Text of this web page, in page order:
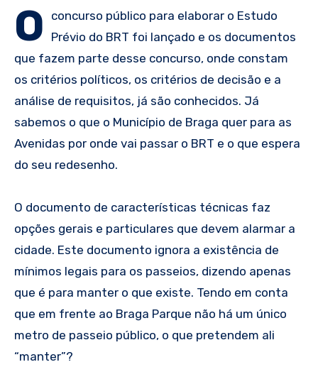
O
concurso público para elaborar o Estudo
Prévio do BRT foi lançado e os documentos
que fazem parte desse concurso, onde constam
os critérios políticos, os critérios de decisão e a
análise de requisitos, já são conhecidos. Já
sabemos o que o Município de Braga quer para as
Avenidas por onde vai passar o BRT e o que espera
do seu redesenho.
O documento de características técnicas faz
opções gerais e particulares que devem alarmar a
cidade. Este documento ignora a existência de
mínimos legais para os passeios, dizendo apenas
que é para manter o que existe. Tendo em conta
que em frente ao Braga Parque não há um único
metro de passeio público, o que pretendem ali
“manter”?